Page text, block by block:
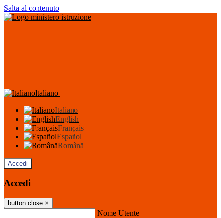
Salta al contenuto
Italiano
Italiano
English
Français
Español
Română
Accedi
Accedi
button close ×
Nome Utente